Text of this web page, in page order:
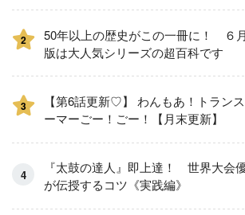
2
50年以上の歴史がこの一冊に！ ６
版は大人気シリーズの超百科です
3
【第6話更新♡】 わんもあ！トラン
ーマーごー！ごー！【月末更新】
『太鼓の達人』即上達！ 世界大会
が伝授するコツ《実践編》